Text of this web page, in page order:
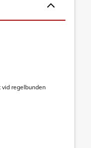
vid regelbunden